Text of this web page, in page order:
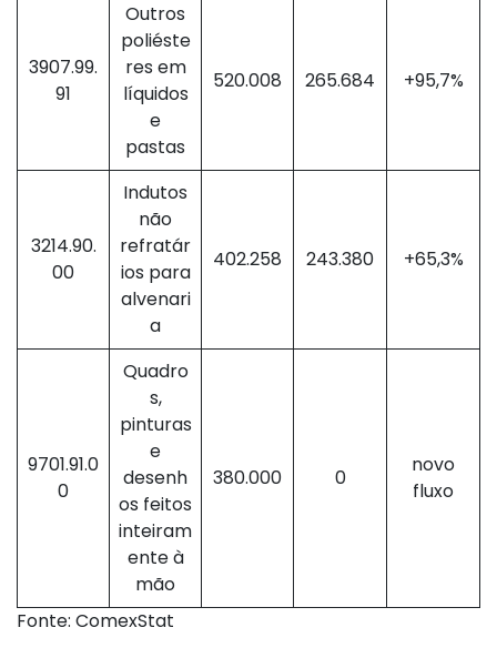
3907.99.
91
Outros
poliéste
res em
líquidos
e
pastas
520.008 265.684 +95,7%
3214.90.
00
Indutos
não
refratár
ios para
alvenari
a
402.258 243.380 +65,3%
9701.91.0
0
Quadro
s,
pinturas
e
desenh
os feitos
inteiram
ente à
mão
380.000 0
novo
fluxo
Fonte: ComexStat